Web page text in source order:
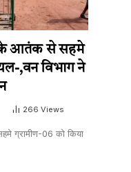
के आतंक से सहमे
,वन विभाग ने
266 Views
ग्रामीण-06 को किया